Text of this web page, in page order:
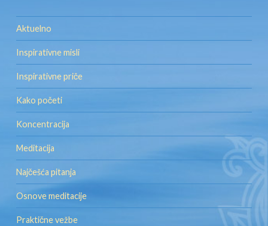
Aktuelno
Inspirativne misli
Inspirativne priče
Kako početi
Koncentracija
Meditacija
Najčešća pitanja
Osnove meditacije
Praktične vežbe